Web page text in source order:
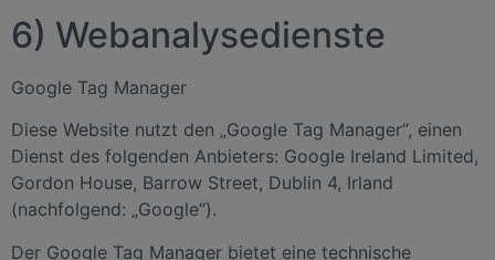
6) Webanalysedienste
Google Tag Manager
Diese Website nutzt den „Google Tag Manager“, einen
Dienst des folgenden Anbieters: Google Ireland Limited,
Gordon House, Barrow Street, Dublin 4, Irland
(nachfolgend: „Google“).
Der Google Tag Manager bietet eine technische